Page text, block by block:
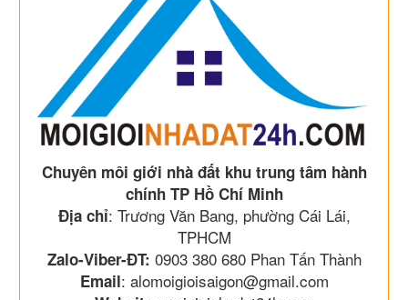
Chuyên môi giới nhà đất khu trung tâm hành
chính TP Hồ Chí Minh
Địa chỉ: Trương Văn Bang, phường Cái Lái,
TPHCM
Zalo-Viber-ĐT: 0903 380 680 Phan Tấn Thành
Email: alomoigioisaigon@gmail.com